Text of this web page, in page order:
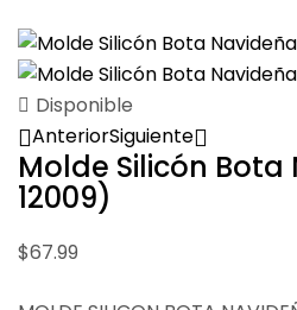
Disponible
AnteriorSiguiente
Molde Silicón
12009)
$67.99